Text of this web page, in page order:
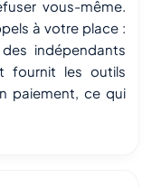
vous-même.
à votre place :
indépendants
fournit les outils
paiement, ce qui